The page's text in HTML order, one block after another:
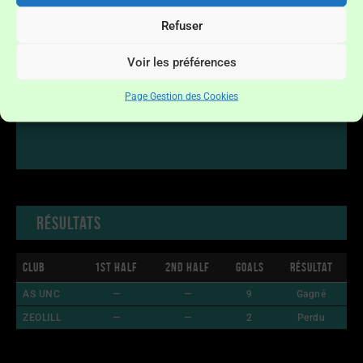
Refuser
Voir les préférences
Page Gestion des Cookies
Résultats
Club 1st Half 2nd Half Goals Résultat
AS UNC — — 9 Gagné
ZEOLILL — — 2 Perdu